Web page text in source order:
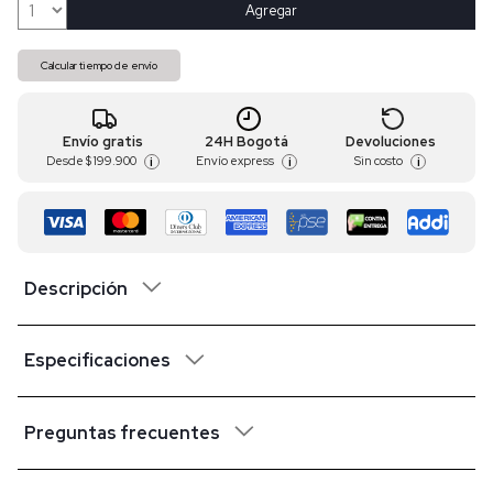
Agregar
Calcular tiempo de envío
Envío gratis
Desde $ 199.900 i
24H Bogotá
Envío express i
Devoluciones
Sin costo i
Descripción
Especificaciones
Preguntas frecuentes